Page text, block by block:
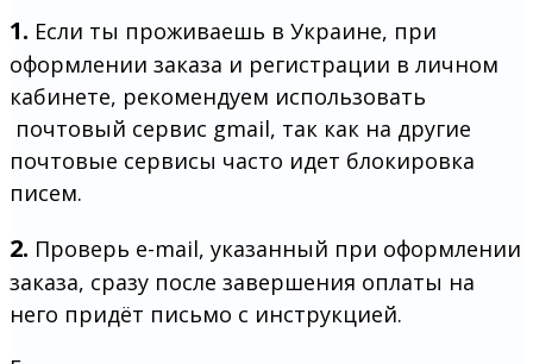
1. Если ты проживаешь в Украине, при
оформлении заказа и регистрации в личном
кабинете, рекомендуем использовать
почтовый сервис gmail, так как на другие
почтовые сервисы часто идет блокировка
писем.
2. Проверь e-mail, указанный при оформлении
заказа, сразу после завершения оплаты на
него придёт письмо с инструкцией.